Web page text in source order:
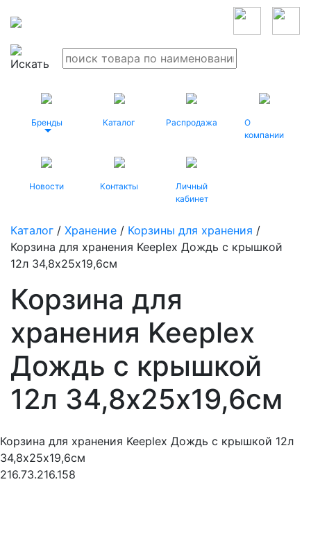
Бренды Каталог Распродажа
О
компании
Новости Контакты
Личный
кабинет
Каталог / Хранение / Корзины для хранения /
Корзина для хранения Keeplex Дождь с крышкой
12л 34,8х25х19,6см
Корзина для
хранения Keeplex
Дождь с крышкой
12л 34,8х25х19,6см
Корзина для хранения Keeplex Дождь с крышкой 12л
34,8х25х19,6см
216.73.216.158